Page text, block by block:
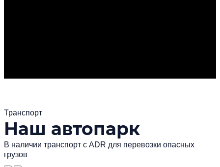
Транспорт
Наш автопарк
В наличии транспорт с ADR для перевозки опасных
грузов